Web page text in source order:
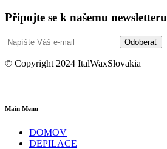
Připojte se k našemu newsletteru
Odoberať
© Copyright 2024 ItalWaxSlovakia
Main Menu
DOMOV
DEPILACE